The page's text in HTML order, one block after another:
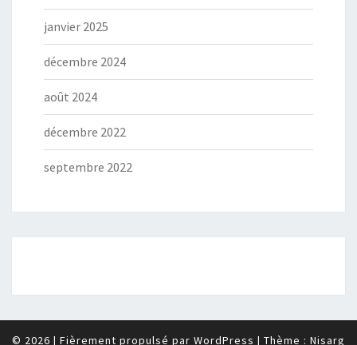
janvier 2025
décembre 2024
août 2024
décembre 2022
septembre 2022
© 2026 | Fièrement propulsé par WordPress | Thème : Nisarg